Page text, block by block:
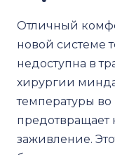
Отличный
новой системе
недоступна в
хирургии
температуры
предотвращает
заживление.